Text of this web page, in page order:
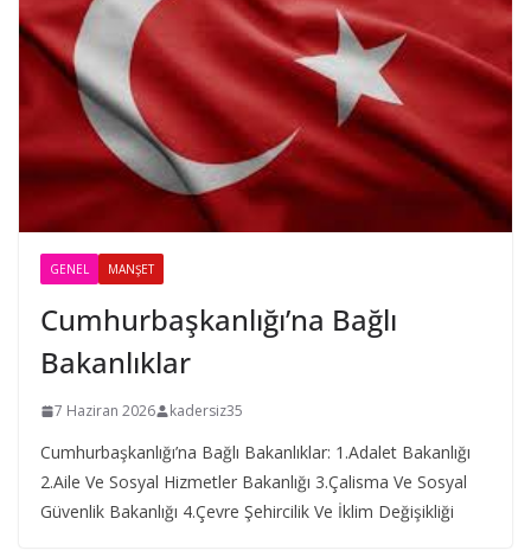
GENEL MANŞET
Cumhurbaşkanlığı’na Bağlı
Bakanlıklar
7 Haziran 2026 kadersiz35
Cumhurbaşkanlığı’na Bağlı Bakanlıklar: 1.Adalet Bakanlığı
2.Aile Ve Sosyal Hizmetler Bakanlığı 3.Çalisma Ve Sosyal
Güvenlik Bakanlığı 4.Çevre Şehircilik Ve İklim Değişikliği